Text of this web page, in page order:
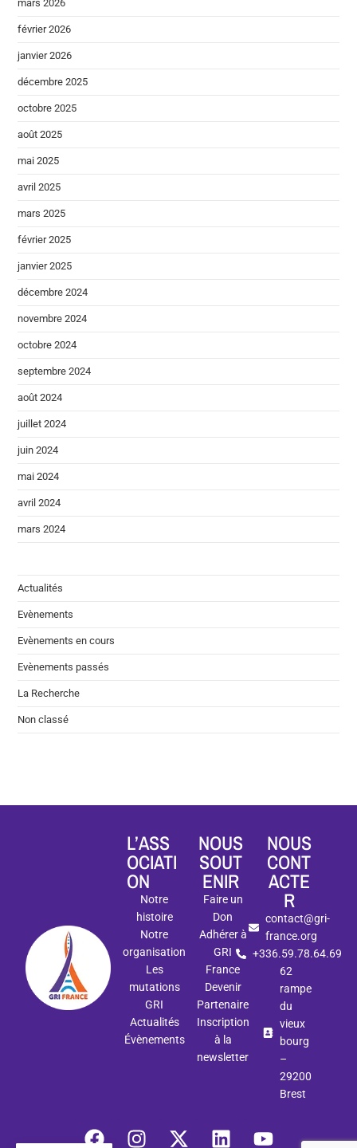
mars 2026
février 2026
janvier 2026
décembre 2025
octobre 2025
août 2025
mai 2025
avril 2025
mars 2025
février 2025
janvier 2025
décembre 2024
novembre 2024
octobre 2024
septembre 2024
août 2024
juillet 2024
juin 2024
mai 2024
avril 2024
mars 2024
Actualités
Evènements
Evènements en cours
Evènements passés
La Recherche
Non classé
L’ASS
OCIATI
ON
Notre
histoire
Notre
organisation
Les
mutations
GRI
Actualités
Évènements
NOUS
SOUT
ENIR
Faire un
Don
Adhérer à
GRI
France
Devenir
Partenaire
Inscription
à la
newsletter
NOUS
CONT
ACTE
R
contact@gri-
france.org
+336.59.78.64.69
62
rampe
du
vieux
bourg
–
29200
Brest